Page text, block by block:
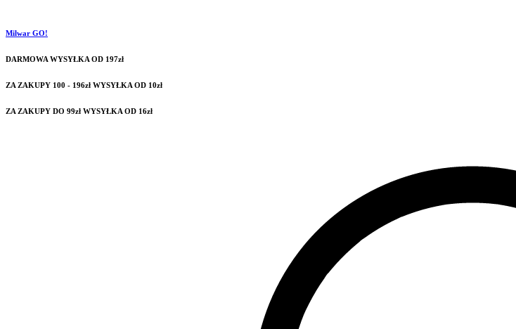
Milwar GO!
DARMOWA WYSYŁKA OD 197zł
ZA ZAKUPY 100 - 196zł WYSYŁKA OD 10zł
ZA ZAKUPY DO 99zł WYSYŁKA OD 16zł